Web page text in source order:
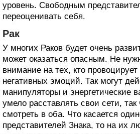
уровень. Свободным
переоценивать себя.
Рак
У многих Раков будет очень
может оказаться опасным. Не
внимание на тех, кто
негативных эмоций. Так могут
манипуляторы и энергетические
умело расставлять свои сети,
смотреть в оба. Что касается
представителей Знака, то на их